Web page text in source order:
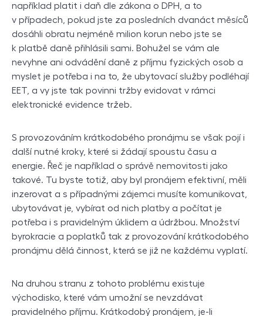
například platit i daň dle zákona o DPH, a to
v případech, pokud jste za posledních dvanáct měsíců
dosáhli obratu nejméně milion korun nebo jste se
k platbě daně přihlásili sami. Bohužel se vám ale
nevyhne ani odvádění daně z příjmu fyzických osob a
myslet je potřeba i na to, že ubytovací služby podléhají
EET, a vy jste tak povinni tržby evidovat v rámci
elektronické evidence tržeb.
S provozováním krátkodobého pronájmu se však pojí i
další nutné kroky, které si žádají spoustu času a
energie. Řeč je například o správě nemovitosti jako
takové. Tu byste totiž, aby byl pronájem efektivní, měli
inzerovat a s případnými zájemci musíte komunikovat,
ubytovávat je, vybírat od nich platby a počítat je
potřeba i s pravidelným úklidem a údržbou. Množství
byrokracie a poplatků tak z provozování krátkodobého
pronájmu dělá činnost, která se již ne každému vyplatí.
Na druhou stranu z tohoto problému existuje
východisko, které vám umožní se nevzdávat
pravidelného příjmu. Krátkodobý pronájem, je-li